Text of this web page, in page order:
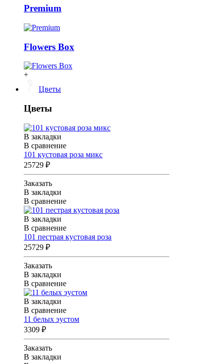
Premium
Flowers Box
+
Цветы
Цветы
В закладки
В сравнение
101 кустовая роза микс
25729 ₽
Заказать
В закладки
В сравнение
В закладки
В сравнение
101 пестрая кустовая роза
25729 ₽
Заказать
В закладки
В сравнение
В закладки
В сравнение
11 белых эустом
3309 ₽
Заказать
В закладки